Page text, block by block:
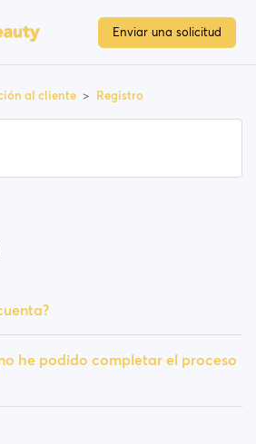
Enviar una solicitud
al cliente Registro
he podido completar el proceso